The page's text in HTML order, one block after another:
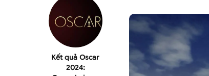
Kết quả Oscar
2024: